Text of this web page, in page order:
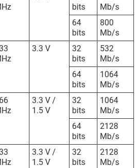
bits
Mb/s
64
bits
800
Mb/s
3.3 V
32
bits
532
Mb/s
64
bits
1064
Mb/s
3.3 V /
1.5 V
32
bits
1064
Mb/s
64
bits
2128
Mb/s
3.3 V /
1.5 V
32
bits
2128
Mb/s